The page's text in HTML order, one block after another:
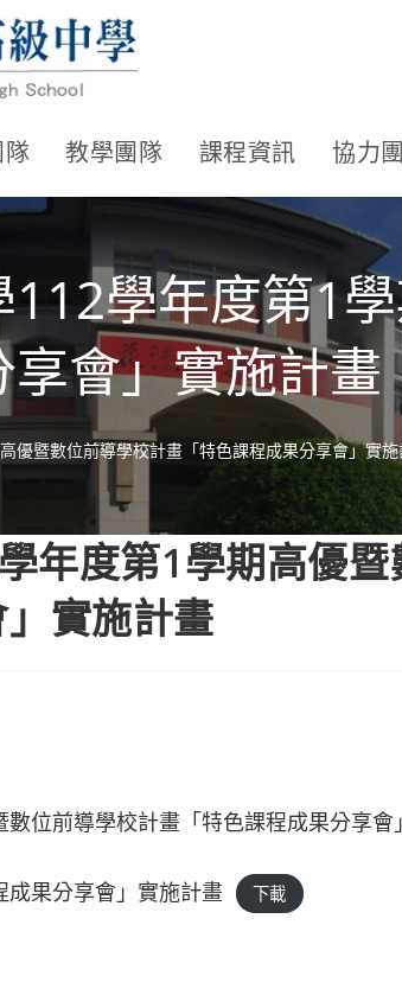
教學團隊 課程資訊 協力
學年度第1
會」實施計畫
優暨數位前導學校計畫「特色課程成果分享會」實
年度第1學期高優
」實施計畫
位前導學校計畫「特色課程成果分享會
果分享會」實施計畫 下載